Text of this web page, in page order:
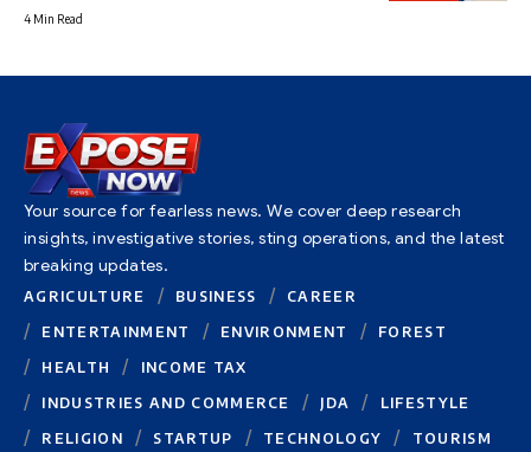
4 Min Read
Your source for fearless news. We cover deep research
insights, investigative stories, sting operations, and the latest
breaking updates.
AGRICULTURE BUSINESS
CAREER
ENTERTAINMENT
ENVIRONMENT
FOREST
HEALTH
INCOME TAX
INDUSTRIES AND COMMERCE
JDA
LIFESTYLE
RELIGION
STARTUP TECHNOLOGY
TOURISM